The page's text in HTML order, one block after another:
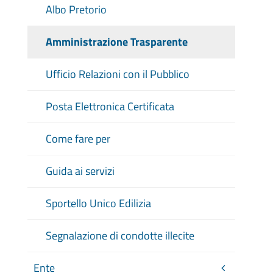
Albo Pretorio
Amministrazione Trasparente
Ufficio Relazioni con il Pubblico
Posta Elettronica Certificata
Come fare per
Guida ai servizi
Sportello Unico Edilizia
Segnalazione di condotte illecite
Ente